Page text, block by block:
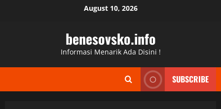
August 10, 2026
benesovsko.info
Informasi Menarik Ada Disini !
SUBSCRIBE